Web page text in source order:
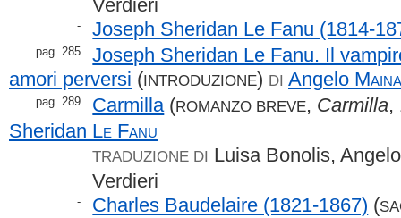
Verdieri
- Joseph Sheridan Le Fanu (1814-
pag. 285
Joseph Sheridan Le Fanu. Il
amori perversi (INTRODUZIONE) DI Angelo
pag. 289 Carmilla (ROMANZO BREVE, Carmilla,
Sheridan Le Fanu
TRADUZIONE DI Luisa Bonolis,
Verdieri
- Charles Baudelaire (1821-1867) (